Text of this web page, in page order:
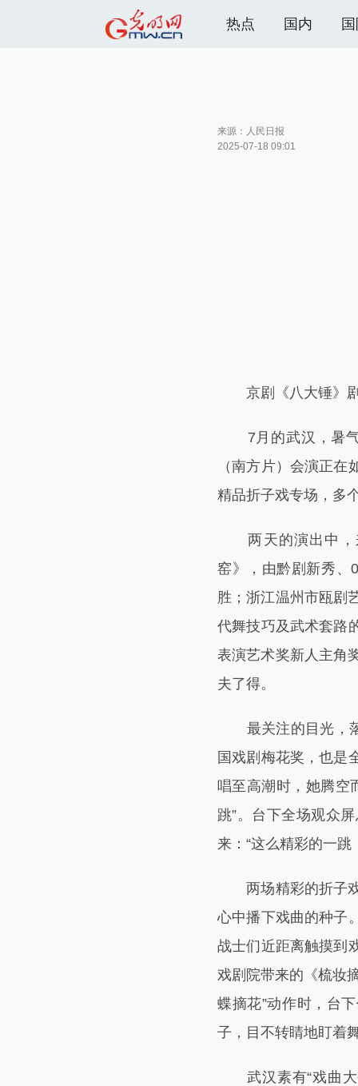
热点 国内
来源： 人民日报
2025-07-18 09:01
京剧《八大锤》剧
7月的武汉，暑气
（南方片）会演正
精品折子戏专场，多
两天的演出中，来
窑》，由黔剧新秀、
胜；浙江温州市瓯剧
代舞技巧及武术套路
表演艺术奖新人主角
夫了得。
最关注的目光，落
国戏剧梅花奖，也是
唱至高潮时，她腾空
跳”。台下全场观众
来：“这么精彩的一跳
两场精彩的折子戏
心中播下戏曲的种子
战士们近距离触摸到
戏剧院带来的《梳妆
蝶摘花”动作时，台
子，目不转睛地盯着
武汉素有“戏曲大